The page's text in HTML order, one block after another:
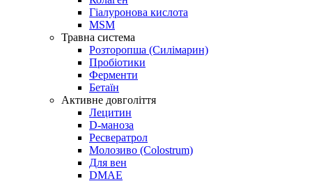
Гіалуронова кислота
MSM
Травна система
Розторопша (Силімарин)
Пробіотики
Ферменти
Бетаїн
Активне довголіття
Лецитин
D-маноза
Ресвератрол
Молозиво (Colostrum)
Для вен
DMAE